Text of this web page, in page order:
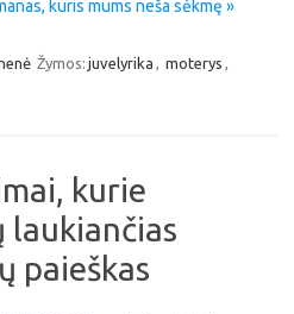
kuris mums neša sėkmę »
Žymos: juvelyrika , moterys ,
kurie
laukiančias
paieškas